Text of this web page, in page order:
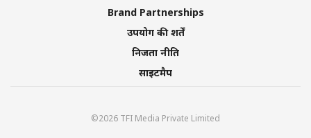
Brand Partnerships
उपयोग की शर्तें
निजता नीति
साइटमैप
©2026 TFI Media Private Limited